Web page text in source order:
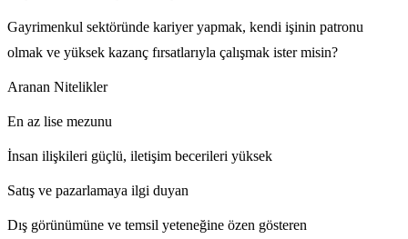
Gayrimenkul sektöründe kariyer yapmak, kendi işinin patronu
olmak ve yüksek kazanç fırsatlarıyla çalışmak ister misin?
Aranan Nitelikler
En az lise mezunu
İnsan ilişkileri güçlü, iletişim becerileri yüksek
Satış ve pazarlamaya ilgi duyan
Dış görünümüne ve temsil yeteneğine özen gösteren